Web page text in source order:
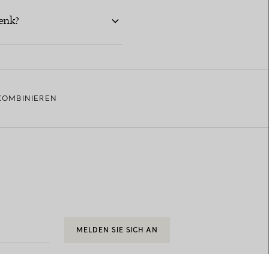
MELDEN SIE SICH AN